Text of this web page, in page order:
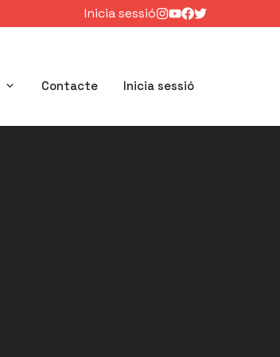
Inicia sessió
Contacte Inicia sessió